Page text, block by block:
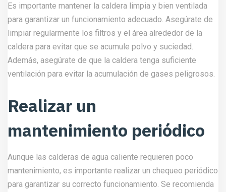
Es importante mantener la caldera limpia y bien ventilada
para garantizar un funcionamiento adecuado. Asegúrate de
limpiar regularmente los filtros y el área alrededor de la
caldera para evitar que se acumule polvo y suciedad.
Además, asegúrate de que la caldera tenga suficiente
ventilación para evitar la acumulación de gases peligrosos.
Realizar un
mantenimiento periódico
Aunque las calderas de agua caliente requieren poco
mantenimiento, es importante realizar un chequeo periódico
para garantizar su correcto funcionamiento. Se recomienda